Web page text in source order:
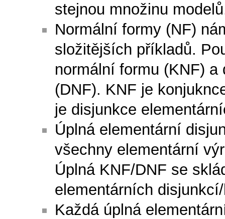
stejnou množinu
Normální formy (NF)
složitějších příkladů.
normální formu (KNF)
(DNF). KNF je
je disjunkce
Úplná elementární
všechny elementární
Úplná KNF/DNF se
elementárních
Každá úplná